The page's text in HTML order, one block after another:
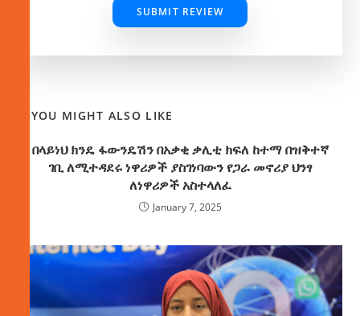
SUBMIT REVIEW
YOU MIGHT ALSO LIKE
በላይነህ ክንዴ ፋውንዴሽን በአቃቂ ቃሊቲ ክፍለ ከተማ በዝቅተኛ
ገቢ ለሚተዳደሩ ነዋሪዎች ያስገነባውን የጋራ መኖሪያ ህንፃ
ለነዋሪዎች አስተላለፈ
January 7, 2025